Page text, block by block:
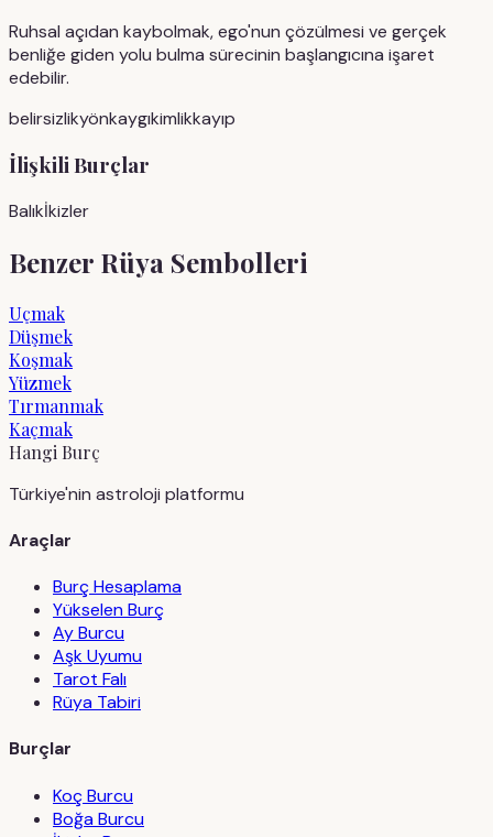
Ruhsal açıdan kaybolmak, ego'nun çözülmesi ve gerçek
benliğe giden yolu bulma sürecinin başlangıcına işaret
edebilir.
belirsizlikyönkaygıkimlikkayıp
İlişkili Burçlar
Balıkİkizler
Benzer Rüya Sembolleri
Uçmak
Düşmek
Koşmak
Yüzmek
Tırmanmak
Kaçmak
Hangi Burç
Türkiye'nin astroloji platformu
Araçlar
Burç Hesaplama
Yükselen Burç
Ay Burcu
Aşk Uyumu
Tarot Falı
Rüya Tabiri
Burçlar
Koç Burcu
Boğa Burcu